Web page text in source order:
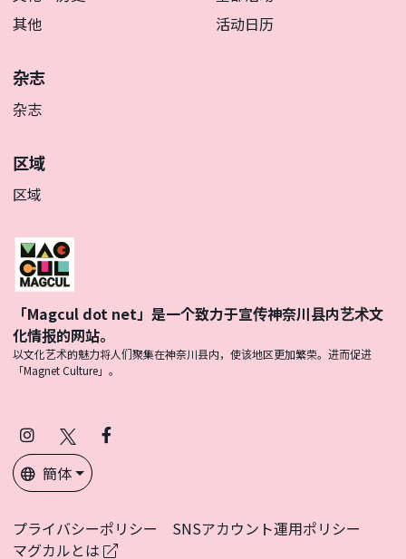
其他
活动日历
杂志
杂志
区域
区域
「Magcul dot net」是一个致力于宣传神奈川县内艺术文
化情报的网站。
以文化艺术的魅力将人们聚集在神奈川县内，使该地区更加繁荣。进而促进
「Magnet Culture」。
Instagram
(Twitter)
Facebook
簡体
プライバシーポリシー
SNSアカウント運用ポリシー
マグカルとは